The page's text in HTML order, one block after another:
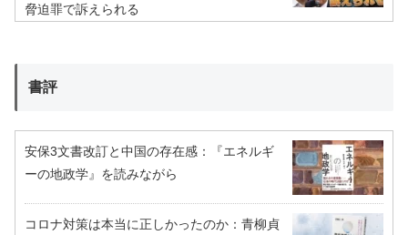
脅迫罪で訴えられる
書評
安保3文書改訂と中国の存在感：『エネルギ
ーの地政学』を読みながら
コロナ対策は本当に正しかったのか：青柳貞